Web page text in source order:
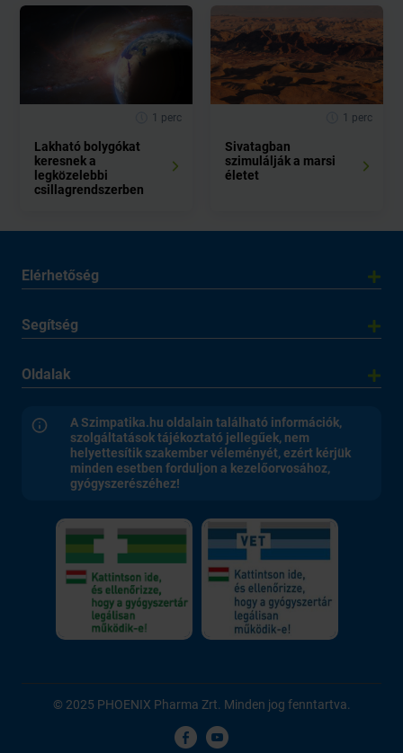
1 perc
Lakható bolygókat
keresnek a
legközelebbi
csillagrendszerben
1 perc
Sivatagban
szimulálják a marsi
életet
Elérhetőség
Segítség
Oldalak
A Szimpatika.hu oldalain található információk,
szolgáltatások tájékoztató jellegűek, nem
helyettesítik szakember véleményét, ezért kérjük
minden esetben forduljon a kezelőorvosához,
gyógyszerészéhez!
© 2025 PHOENIX Pharma Zrt. Minden jog fenntartva.